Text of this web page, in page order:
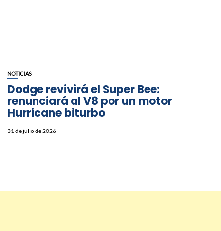
NOTICIAS
Dodge revivirá el Super Bee:
renunciará al V8 por un motor
Hurricane biturbo
31 de julio de 2026